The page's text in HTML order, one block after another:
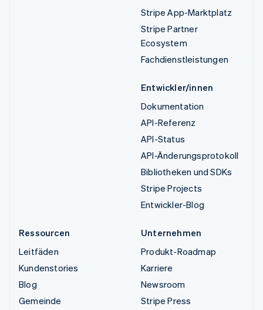
Stripe App-Marktplatz
Stripe Partner
Ecosystem
Fachdienstleistungen
Entwickler/innen
Dokumentation
API-Referenz
API-Status
API-Änderungsprotokoll
Bibliotheken und SDKs
Stripe Projects
Entwickler-Blog
Ressourcen
Leitfäden
Kundenstories
Blog
Gemeinde
Unternehmen
Produkt-Roadmap
Karriere
Newsroom
Stripe Press